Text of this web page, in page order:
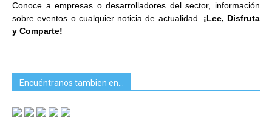
Conoce a empresas o desarrolladores del sector, información
sobre eventos o cualquier noticia de actualidad. ¡Lee, Disfruta
y Comparte!
Encuéntranos tambien en…